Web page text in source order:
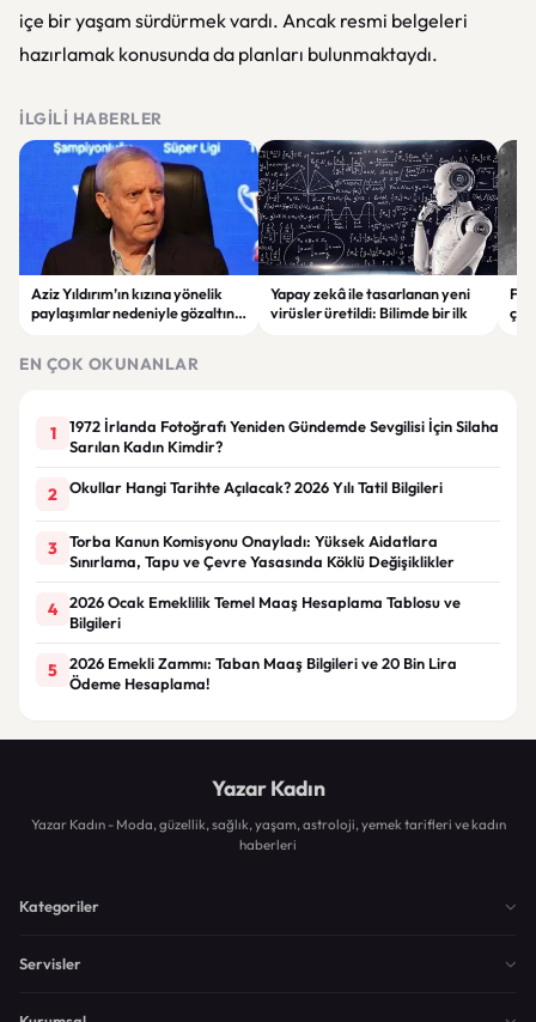
içe bir yaşam sürdürmek vardı. Ancak resmi belgeleri
hazırlamak konusunda da planları bulunmaktaydı.
İLGILI HABERLER
Aziz Yıldırım’ın kızına yönelik
paylaşımlar nedeniyle gözaltına
Yapay zekâ ile tasarlanan yeni
virüsler üretildi: Bilimde bir ilk
EN ÇOK OKUNANLAR
1
1972 İrlanda Fotoğrafı Yeniden Gündemde Sevgilisi İçin Silaha
Sarılan Kadın Kimdir?
2 Okullar Hangi Tarihte Açılacak? 2026 Yılı Tatil Bilgileri
3
Torba Kanun Komisyonu Onayladı: Yüksek Aidatlara
Sınırlama, Tapu ve Çevre Yasasında Köklü Değişiklikler
4
2026 Ocak Emeklilik Temel Maaş Hesaplama Tablosu ve
Bilgileri
5
2026 Emekli Zammı: Taban Maaş Bilgileri ve 20 Bin Lira
Ödeme Hesaplama!
Yazar Kadın
Yazar Kadın - Moda, güzellik, sağlık, yaşam, astroloji, yemek tarifleri ve kadın
haberleri
Kategoriler
Servisler